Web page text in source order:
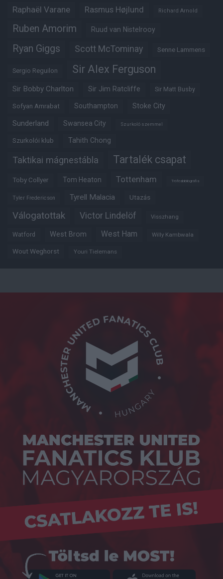
Raphaël Varane Rasmus Højlund Richard Arnold
Ruben Amorim Ruud van Nistelrooy
Ryan Giggs Scott McTominay Senne Lammens
Sergio Reguilon Sir Alex Ferguson
Sir Bobby Charlton Sir Jim Ratcliffe Sir Matt Busby
Sofyan Amrabat Southampton Stoke City
Sunderland Swansea City Szurkoló szemmel
Szurkolói klub Tahith Chong
Taktikai mágnestábla Tartalék csapat
Toby Collyer Tom Heaton Tottenham Trófeabibliográfia
Tyler Fredericson Tyrell Malacia Utazás
Válogatottak Victor Lindelöf Visszhang
Watford West Brom West Ham Willy Kambwala
Wout Weghorst Youri Tielemans